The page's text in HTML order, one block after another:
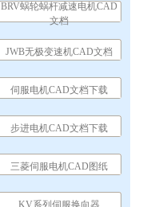
BRV蜗轮蜗杆减速电机CAD
文档
JWB无极变速机CAD文档
伺服电机CAD文档下载
步进电机CAD文档下载
三菱伺服电机CAD图纸
KV系列伺服换向器